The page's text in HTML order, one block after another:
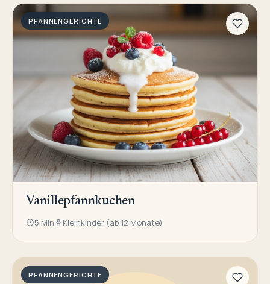
PFANNENGERICHTE
Vanillepfannkuchen
5 Min Kleinkinder (ab 12 Monate)
PFANNENGERICHTE